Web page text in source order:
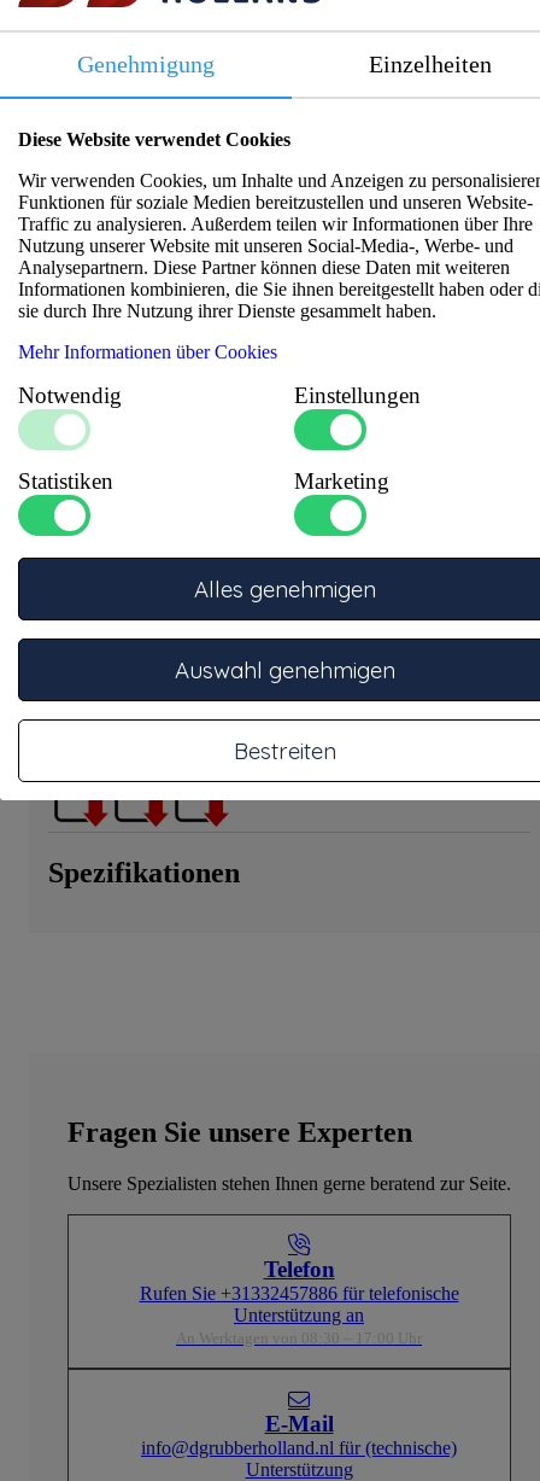
Kabelgestell Rohstahl - 16 Spulen
Treffen Sie Ihre Wahl:
Loggen Sie sich ein, um Preis und Verfügbarkeit
zu sehen!
Produktinformationen
Kabelgestell für 16 schwarze Kunststoff-Kabeltrommeln!
Tragfähigkeit: 500 kg
Ringschraube Artikelnummer 1000041, Tragfähigkeit 700 kg.
Geeignet für die auf dem Foto gezeigten Kabeltrommeln.
Fragen Sie nach den Möglichkeiten.
Datenblätter
Spezifikationen
Fragen Sie unsere Experten
Unsere Spezialisten stehen Ihnen gerne beratend zur Seite.
Telefon
Rufen Sie +31332457886 für telefonische
Unterstützung an
An Werktagen von 08:30 – 17:00 Uhr
E-Mail
info@dgrubberholland.nl für (technische)
Unterstützung
Genehmigung Einzelheiten
Diese Website verwendet Cookies
Wir verwenden Cookies, um Inhalte und Anzeigen zu
Funktionen für soziale Medien bereitzustellen und unseren Website-
Traffic zu analysieren. Außerdem teilen wir Informationen über Ihre
Nutzung unserer Website mit unseren Social-Media-, Werbe- und
Analysepartnern. Diese Partner können diese Daten mit weiteren
Informationen kombinieren, die Sie ihnen bereitgestellt haben oder
sie durch Ihre Nutzung ihrer Dienste gesammelt haben.
Mehr Informationen über Cookies
Notwendig Einstellungen
Statistiken Marketing
Bestreiten
Auswahl genehmigen
Alles genehmigen